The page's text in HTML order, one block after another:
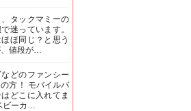
タックマミーの
迷っています。
ほ同じ？と思う
値段が…
どのファンシー
の方！ モバイルバ
どこに入れてま
ビーカ…